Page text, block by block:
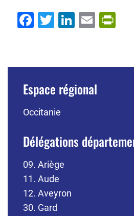
Facebook
Twitter
LinkedIn
Email
Espace régional
Occitanie
Délégations
09. Ariège
11. Aude
12. Aveyron
30. Gard